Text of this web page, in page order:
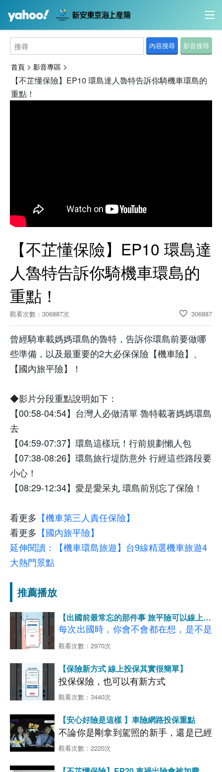
內容搜尋 影音搜尋
首頁 > 影音專區 >
【不芷懂保險】EP10 環島達人魯特告訴你騎機車環島的
重點！
【不芷懂保險】EP10 環島達
人魯特告訴你騎機車環島的
重點！
觀看次數：306887次 306887
曾經騎車載媽媽環島的魯特，告訴你環島前要做哪
些準備，以及最重要的2大必保保險【機車險】、
【國內旅平險】！
◆影片分段重點說明如下：
【00:58-04:54】台灣人必做清單 魯特載著媽媽環島
去
【04:59-07:37】環島這樣玩！行前規劃懶人包
【07:38-08:26】環島旅行堤防意外 行經這些路段要
小心！
【08:29-12:34】愛是愛呆丸 環島前別忘了保險！
看更多 【機車第三人責任保險】
看更多 【國內旅平險】
延伸閱讀：【機車環島旅遊】台9線精選機車旅遊4
大熱門景點
推薦播放
【出國前最常忘的那件事 旅平險可以線上買
啦！】
每次出國時，你會不會都在想，是不是
少了什麼？
>>> 旅平險！！！
別擔心~ 現在旅平險線上就能完成，幾
分鐘就能搞定！
立即擁有，現在就上新安東京海上網路
投保試算看看吧~
>>> 國外旅平險立即試算投保 GO
觀看次數：2970次
【保險新方式 線上投保其實很簡單】
投保保險，也可以有新方式
超方便的網路投保，很多人在用，不受
通通都有，輕鬆操作，還可以享有網路
投保優惠，現在就上新安東京海上網路
投保試算看看吧~
觀看次數：3440次
【安心好險是這樣 】車險網路投保重點
不論你是剛拿到駕照的新手，還是已經
馳騁多年的老司機，大家都希望開車上
觀看次數：2220次